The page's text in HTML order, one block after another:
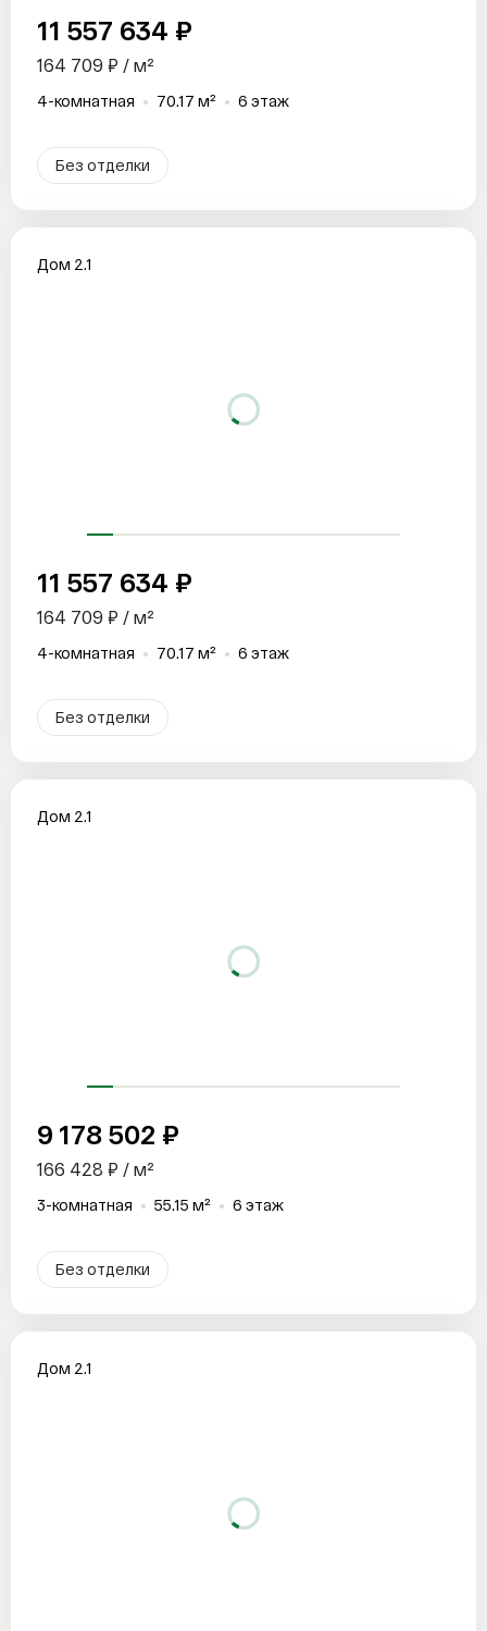
11 557 634 ₽
164 709 ₽ / м²
4-комнатная 70.17 м² 6 этаж
Без отделки
Дом 2.1
11 557 634 ₽
164 709 ₽ / м²
4-комнатная 70.17 м² 6 этаж
Без отделки
Дом 2.1
9 178 502 ₽
166 428 ₽ / м²
3-комнатная 55.15 м² 6 этаж
Без отделки
Дом 2.1